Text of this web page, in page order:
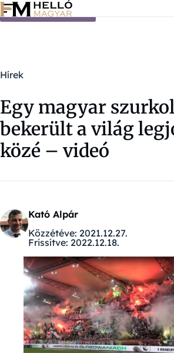
Ugrás a tartalomra
Hírek
Egy magyar
bekerült a világ
közé – videó
Kató Alpár
Közzétéve: 2021.12.27.
Frissítve: 2022.12.18.